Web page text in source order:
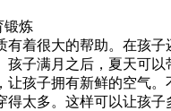
锻炼
有着很大的帮助。在孩子
孩子满月之后，夏天可以
让孩子拥有新鲜的空气。
得太多。这样可以让孩子